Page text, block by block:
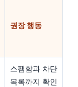
권장 행동
스팸함과 차단
목록까지 확인